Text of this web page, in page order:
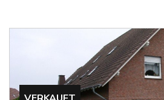
VERKAUFT